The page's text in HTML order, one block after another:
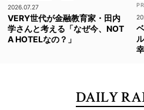
2026.07.27
VERY世代が金融教育家・田内
学さんと考える「なぜ今、NOT
A HOTELなの？」
DAILY